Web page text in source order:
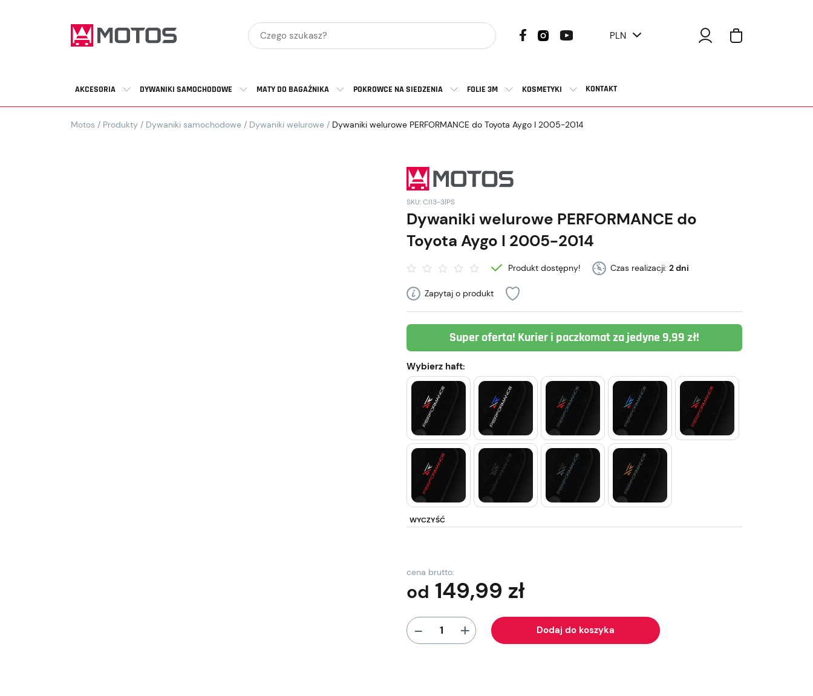
PLN
AKCESORIA DYWANIKI SAMOCHODOWE MATY DO BAGAŻNIKA POKROWCE NA SIEDZENIA FOLIE 3M KOSMETYKI KONTAKT
Motos / Produkty / Dywaniki samochodowe / Dywaniki welurowe / Dywaniki welurowe PERFORMANCE do Toyota Aygo I 2005-2014
SKU: CI13-3|PS
Dywaniki welurowe PERFORMANCE do
Toyota Aygo I 2005-2014
Produkt dostępny! Czas realizacji: 2 dni
Zapytaj o produkt
Super oferta! Kurier i paczkomat za jedyne 9,99 zł!
Wybierz haft:
WYCZYŚĆ
cena brutto:
od 149,99 zł
- + Dodaj do koszyka